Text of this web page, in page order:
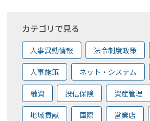
カテゴリで見る
人事異動情報 法令制度政策
人事施策 ネット・システム
融資 投信保険 資産管理
地域貢献 国際 営業店